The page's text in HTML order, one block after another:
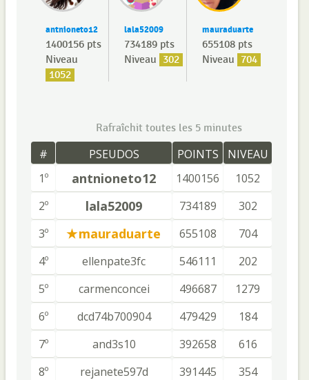
antnioneto12
1400156 pts
Niveau
1052
lala52009
734189 pts
Niveau 302
mauraduarte
655108 pts
Niveau 704
Rafraîchit toutes les 5 minutes
# PSEUDOS POINTS
NIVEAU
1º
antnioneto12 1400156
1052
2º
lala52009 734189
302
3º
mauraduarte 655108
704
4º
ellenpate3fc 546111
202
5º
carmenconcei 496687
1279
6º
dcd74b700904 479429
184
7º
and3s10 392658
616
8º
rejanete597d 391445
354